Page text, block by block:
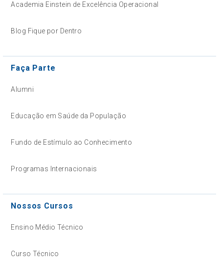
Academia Einstein de Excelência Operacional
Blog Fique por Dentro
Faça Parte
Alumni
Educação em Saúde da População
Fundo de Estímulo ao Conhecimento
Programas Internacionais
Nossos Cursos
Ensino Médio Técnico
Curso Técnico